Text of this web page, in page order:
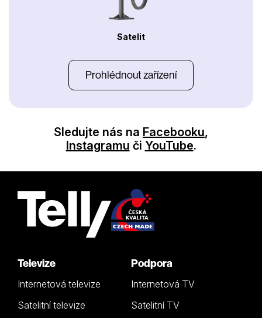
Satelit
Prohlédnout zařízení
Sledujte nás na Facebooku,
Instagramu či YouTube.
Televize
Internetová televize
Satelitní televize
Podpora
Internetová TV
Satelitní TV